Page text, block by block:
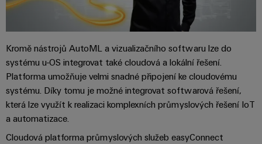
Kromě nástrojů AutoML a vizualizačního softwaru lze do
systému u-OS integrovat také cloudová a lokální řešení.
Platforma umožňuje velmi snadné připojení ke cloudovému
systému. Díky tomu je možné integrovat softwarová řešení,
která lze využít k realizaci komplexních průmyslových řešení IoT
a automatizace.
Cloudová platforma průmyslových služeb easyConnect